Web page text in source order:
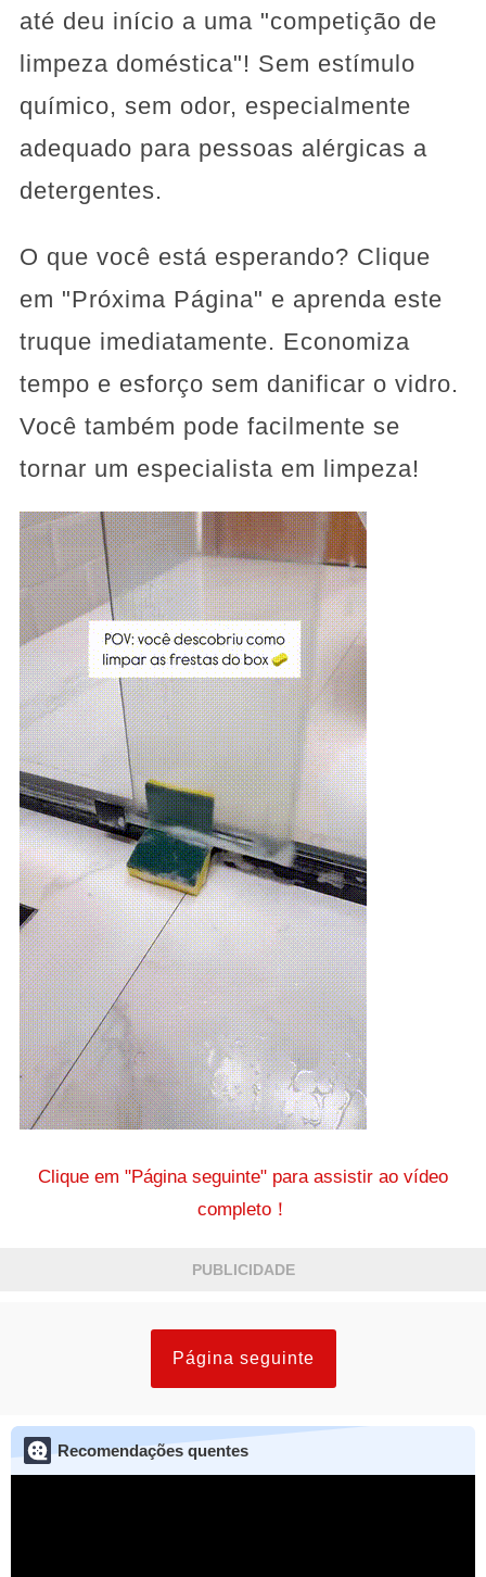
até deu início a uma "competição de
limpeza doméstica"! Sem estímulo
químico, sem odor, especialmente
adequado para pessoas alérgicas a
detergentes.
O que você está esperando? Clique
em "Próxima Página" e aprenda este
truque imediatamente. Economiza
tempo e esforço sem danificar o vidro.
Você também pode facilmente se
tornar um especialista em limpeza!
Clique em "Página seguinte" para assistir ao vídeo
completo！
PUBLICIDADE
Página seguinte
Recomendações quentes